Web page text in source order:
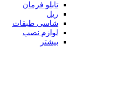
تابلو فرمان
ریل
شاسی طبقات
لوازم نصب
بیشتر